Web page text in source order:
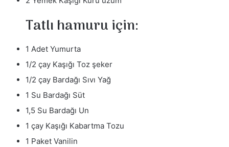
Tatlı hamuru için:
1 Adet Yumurta
1/2 çay Kaşığı Toz şeker
1/2 çay Bardağı Sıvı Yağ
1 Su Bardağı Süt
1,5 Su Bardağı Un
1 çay Kaşığı Kabartma Tozu
1 Paket Vanilin